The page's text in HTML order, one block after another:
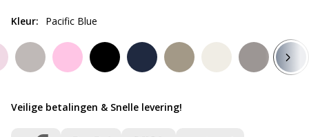
Kleur: Pacific Blue
Veilige betalingen & Snelle levering!